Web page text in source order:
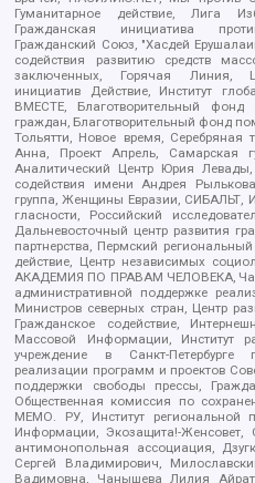
Гуманитарное действие, Лига
Гражданская инициатива
Гражданский Союз, "Хасдей
содействия развитию средств
заключенных, Горячая Линия,
инициатив Действие, Институт
ВМЕСТЕ, Благотворительный
граждан, Благотворительный фонд
Тольятти, Новое время, Серебряная
Анна, Проект Апрель, Самарская
Аналитический Центр Юрия
содействия имени Андрея
группа, Женщины Евразии, СИБАЛЬТ,
гласности, Российский
Дальневосточный центр развития
партнерства, Пермский
действие, Центр независимых
АКАДЕМИЯ ПО ПРАВАМ ЧЕЛОВЕКА,
административной поддержке
Министров северных стран, Центр
Гражданское содействие,
Массовой Информации, Институт
учреждение в Санкт-Петербурге
реализации программ и проектов
поддержки свободы прессы,
Общественная комиссия по
МЕМО. РУ, Институт региональной
Информации, Экозащита!-Женсовет,
антимонопольная ассоциация,
Сергей Владимирович,
Вадимовна, Чанышева Лилия